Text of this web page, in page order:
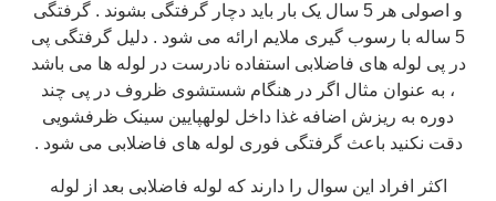
و اصولی هر 5 سال یک بار باید دچار گرفتگی بشوند . گرفتگی
5 ساله با رسوب گیری ملایم ارائه می شود . دلیل گرفتگی پی
در پی لوله های فاضلابی استفاده نادرست در لوله ها می باشد
، به عنوان مثال اگر در هنگام شستشوی ظروف در پی چند
دوره به ریزش اضافه غذا داخل لولهپایین سینک ظرفشویی
دقت نکنید باعث گرفتگی فوری لوله های فاضلابی می شود .
اکثر افراد این سوال را دارند که لوله فاضلابی بعد از لوله